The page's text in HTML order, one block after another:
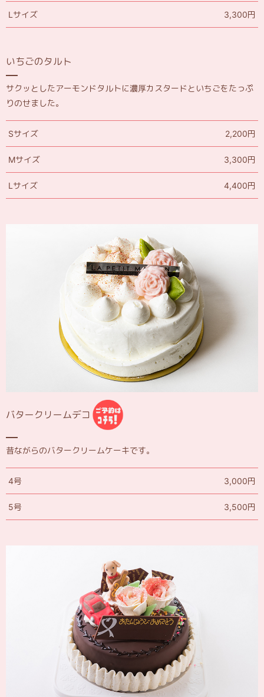
Lサイズ 3,300円
いちごのタルト
サクッとしたアーモンドタルトに濃厚カスタードといちごをたっぷ
りのせました。
Sサイズ 2,200円
Mサイズ 3,300円
Lサイズ 4,400円
バタークリームデコ
昔ながらのバタークリームケーキです。
4号 3,000円
5号 3,500円